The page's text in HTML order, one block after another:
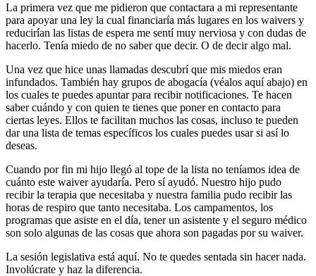
La primera vez que me pidieron que contactara a mi representante
para apoyar una ley la cual financiaría más lugares en los waivers y
reducirían las listas de espera me sentí muy nerviosa y con dudas de
hacerlo. Tenía miedo de no saber que decir. O de decir algo mal.
Una vez que hice unas llamadas descubrí que mis miedos eran
infundados. También hay grupos de abogacía (véalos aquí abajo) en
los cuales te puedes apuntar para recibir notificaciones. Te hacen
saber cuándo y con quien te tienes que poner en contacto para
ciertas leyes. Ellos te facilitan muchos las cosas, incluso te pueden
dar una lista de temas específicos los cuales puedes usar si así lo
deseas.
Cuando por fin mi hijo llegó al tope de la lista no teníamos idea de
cuánto este waiver ayudaría. Pero sí ayudó. Nuestro hijo pudo
recibir la terapia que necesitaba y nuestra familia pudo recibir las
horas de respiro que tanto necesitaba. Los campamentos, los
programas que asiste en el día, tener un asistente y el seguro médico
son solo algunas de las cosas que ahora son pagadas por su waiver.
La sesión legislativa está aquí. No te quedes sentada sin hacer nada.
Involúcrate y haz la diferencia.